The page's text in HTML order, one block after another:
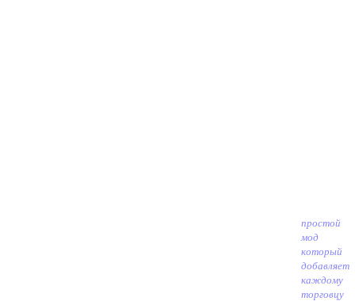
простой
мод
который
добавляет
каждому
торговцу